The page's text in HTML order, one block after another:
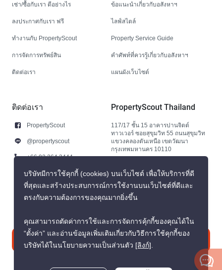
เช่า/ซื้อกับเรา ดีอย่างไร
ลงประกาศกับเรา ฟรี
ทำงานกับ PropertyScout
การจัดการทรัพย์สิน
ติดต่อเรา
ข้อแนะนำเกี่ยวกับอสังหาฯ
ไลฟ์สไตล์
Property Service Guide
คำศัพท์ที่ควรรู้เกี่ยวกับอสังหาฯ
แผนผังเว็บไซต์
ติดต่อเรา
PropertyScout
@propertyscout
+66 92 264 3444
+66 92 264 3444
contact@propertyscout.co.th
PropertyScout Thailand
117/17 ชั้น 15 อาคารปานจิตต์
ทาวเวอร์ ซอยสุขุมวิท 55 ถนนสุขุมวิท
แขวงคลองตันเหนือ เขตวัฒนา
กรุงเทพมหานคร 10110
ติดต่อเรา
บริษัทมีการใช้คุกกี้ (cookies) บนเว็บไซต์ เพื่อให้บริการที่ดี
ที่สุดและสร้างประสบการณ์การใช้งานบนเว็บไซต์ที่ดีและ
ตรงกับความต้องการของคุณมากยิ่งขึ้น
คุณสามารถตัดค่าการใช้และการจัดการคุ้กกี้ของคุณได้ใน
“ตั้งค่า” และอ่านข้อมูลเพิ่มเติมเกี่ยวกับวิธีการใช้คุกกี้ของ
บริษัทได้ในนโยบายความเป็นส่วนตัว [ลิงก์].